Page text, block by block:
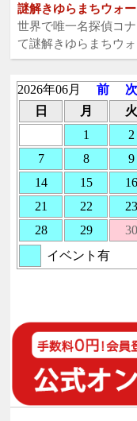
謎解きゆらまちウォー
世界で唯一名探偵コ
て謎解きゆらまちウ